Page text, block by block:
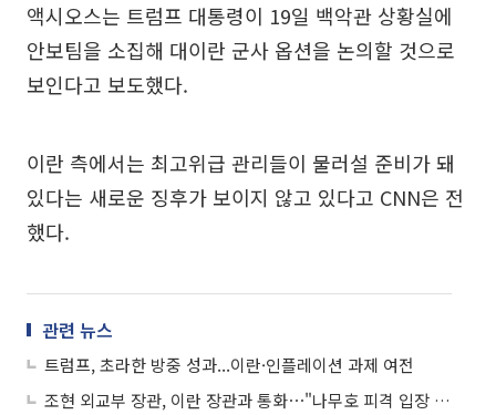
액시오스는 트럼프 대통령이 19일 백악관 상황실에
안보팀을 소집해 대이란 군사 옵션을 논의할 것으로
보인다고 보도했다.
이란 측에서는 최고위급 관리들이 물러설 준비가 돼
있다는 새로운 징후가 보이지 않고 있다고 CNN은 전
했다.
관련 뉴스
트럼프, 초라한 방중 성과...이란·인플레이션 과제 여전
조현 외교부 장관, 이란 장관과 통화⋯"나무호 피격 입장 밝혀라"